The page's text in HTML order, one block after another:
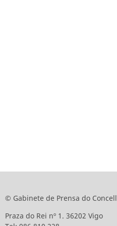
© Gabinete de Prensa do
Praza do Rei nº 1. 36202 Vigo